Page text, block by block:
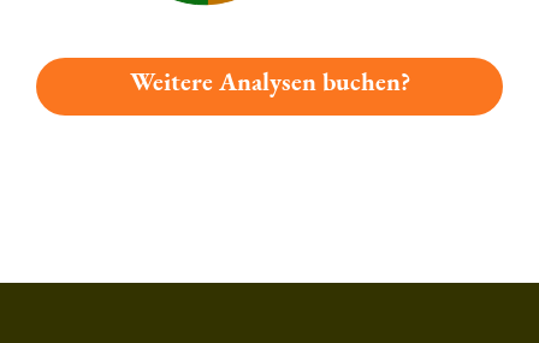
Weitere Analysen buchen?